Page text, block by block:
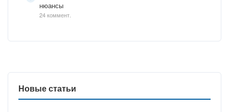
нюансы
24 коммент.
Новые статьи